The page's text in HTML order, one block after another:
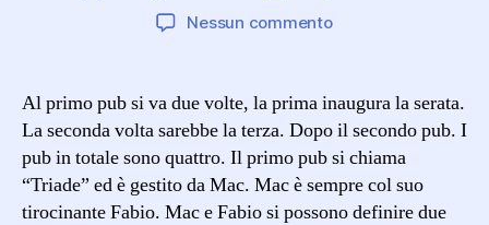
Nessun commentosu
PUB
Al primo pub si va due volte, la prima inaugura la serata.
La seconda volta sarebbe la terza. Dopo il secondo pub. I
pub in totale sono quattro. Il primo pub si chiama
“Triade” ed è gestito da Mac. Mac è sempre col suo
tirocinante Fabio. Mac e Fabio si possono definire due